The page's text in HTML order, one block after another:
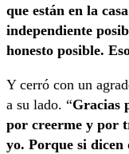
que están en la
independiente
honesto posible.
Y cerró con un
a su lado. “Gracias
por creerme y por
yo. Porque si